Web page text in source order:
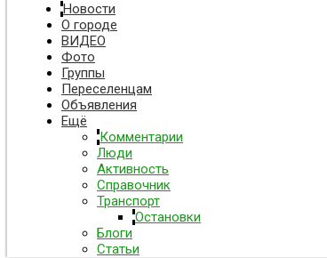
Новости
О городе
ВИДЕО
Фото
Группы
Переселенцам
Объявления
Ещё
Комментарии
Люди
Активность
Справочник
Транспорт
Остановки
Блоги
Статьи